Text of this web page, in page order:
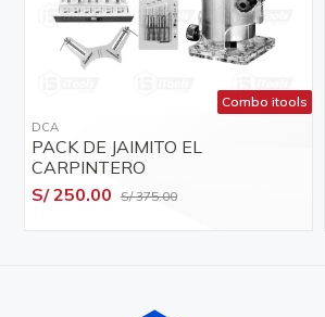
Combo itools
DCA
PACK DE JAIMITO EL
CARPINTERO
S/ 250.00 S/ 375.00